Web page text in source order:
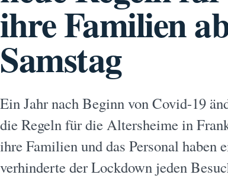
ihre Familien
Samstag
Ein Jahr nach Beginn von Covid-19
die Regeln für die Altersheime in
ihre Familien und das Personal haben
verhinderte der Lockdown jeden